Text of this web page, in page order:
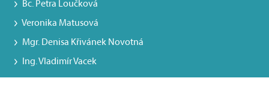
Bc. Petra Loučková
Veronika Matusová
Mgr. Denisa Křivánek Novotná
Ing. Vladimír Vacek